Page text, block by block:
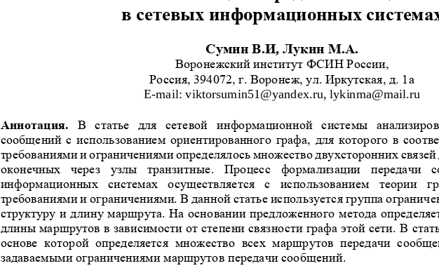
в сетевых информационных
Сумин В.И, Лукин М.А.
Воронежский институт ФСИН России,
Россия, 394072, г. Воронеж, ул. Иркутская, д. 1а
E-mail: viktorsumin51@yandex.ru, lykinma@mail.ru
Аннотация.
В  статье  для  сетевой  информационной  системы
сообщений с использованием ориентированного графа, для которого в
требованиями и ограничениями определялось множество двухсторонних
оконечных
через  узлы  транзитные.  Процесс  формализации  передачи
информационных  системах  осуществляется  с  использованием  теории
требованиями и ограничениями. В данной статье используется группа ограни
структуру и длину маршрута. На основании предложенного метода
длины маршрутов в зависимости от степени связности графа этой сети. В
основе  которой  определяется  множество  всех  маршрутов  передачи
задаваемыми ограничениями маршрутов передачи сообщений.